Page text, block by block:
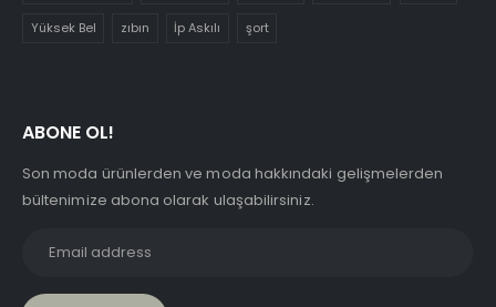
Yüksek Bel zıbın İp Askılı şort
ABONE OL!
Son moda ürünlerden ve moda hakkındaki gelişmelerden
bültenimize abona olarak ulaşabilirsiniz.